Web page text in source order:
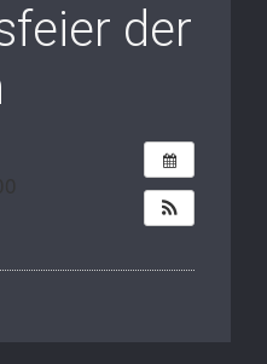
der